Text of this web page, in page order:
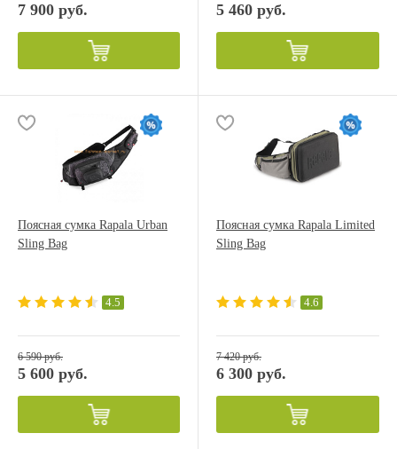
7 900 руб. 5 460 руб.
Поясная сумка Rapala Urban
Sling Bag
4.5
6 590 руб.
5 600 руб.
Поясная сумка Rapala Limited
Sling Bag
4.6
7 420 руб.
6 300 руб.